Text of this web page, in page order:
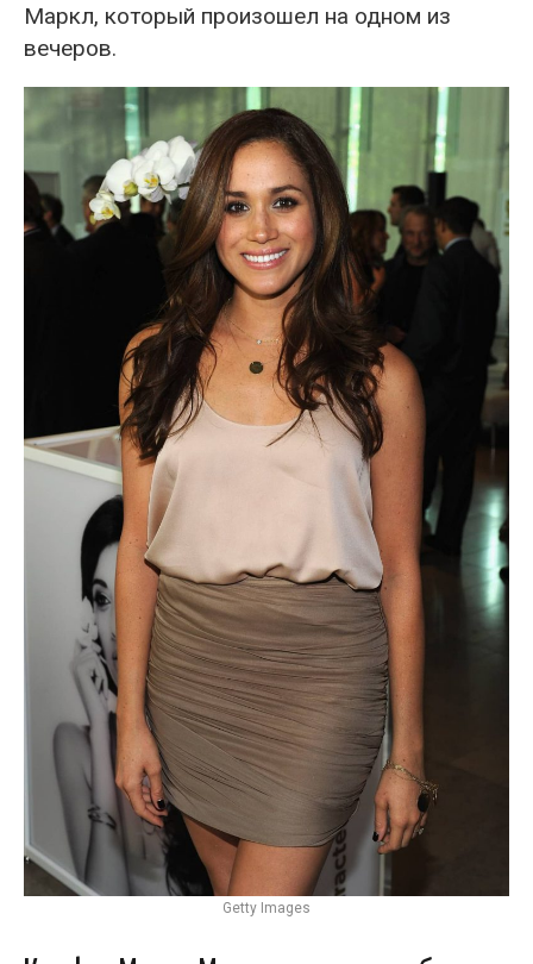
Маркл, который произошел на одном из
вечеров.
Getty Images